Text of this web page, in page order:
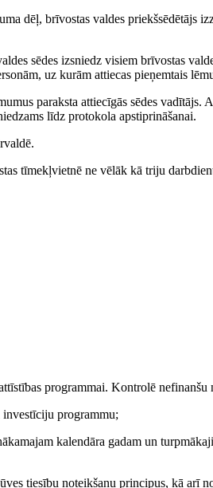
dēļ, brīvostas valdes priekšsēdētājs
sēdes izsniedz visiem brīvostas
uz kurām attiecas pieņemtais
paraksta attiecīgās sēdes vadītājs.
līdz protokola apstiprināšanai.
tīmekļvietnē ne vēlāk kā triju
programmai. Kontrolē
investīciju programmu;
kalendāra gadam un
tiesību noteikšanu principus, kā arī